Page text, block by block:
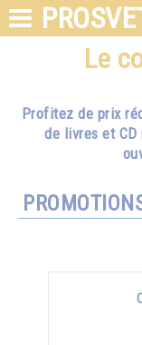
Le
Profitez de prix
de livres et CD